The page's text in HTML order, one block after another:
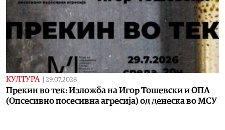
КУЛТУРА 29.07.2026
Прекин во тек: Изложба на Игор Тошевски и ОПА
(Опсесивно посесивна агресија) од денеска во МСУ